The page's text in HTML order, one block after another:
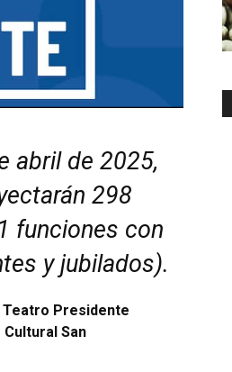
abril de 2025,
298
funciones con
y jubilados).
Teatro Presidente
San